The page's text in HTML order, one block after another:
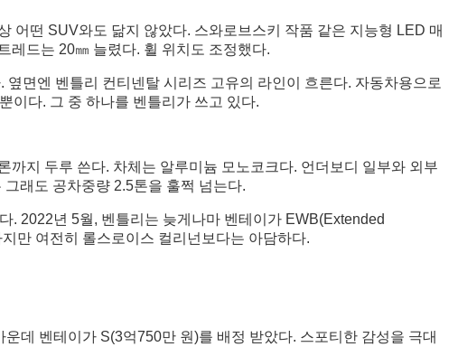
어떤 SUV와도 닮지 않았다. 스와로브스키 작품 같은 지능형 LED 매
레드는 20㎜ 늘렸다. 휠 위치도 조정했다.
면엔 벤틀리 컨티넨탈 시리즈 고유의 라인이 흐른다. 자동차용으로
이다. 그 중 하나를 벤틀리가 쓰고 있다.
까지 두루 쓴다. 차체는 알루미늄 모노코크다. 언더보디 일부와 외부
래도 공차중량 2.5톤을 훌쩍 넘는다.
. 2022년 5월, 벤틀리는 늦게나마 벤테이가 EWB(Extended
만 여전히 롤스로이스 컬리넌보다는 아담하다.
데 벤테이가 S(3억750만 원)를 배정 받았다. 스포티한 감성을 극대